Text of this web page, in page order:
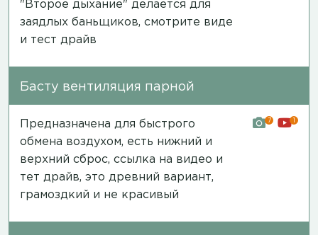
"Второе дыхание" делается для
заядлых баньщиков, смотрите виде
и тест драйв
Басту вентиляция парной
Предназначена для быстрого
обмена воздухом, есть нижний и
верхний сброс, ссылка на видео и
тет драйв, это древний вариант,
грамоздкий и не красивый
7 1